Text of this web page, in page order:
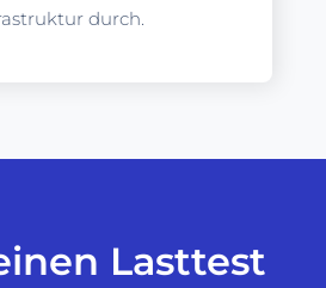
durch.
Lasttest